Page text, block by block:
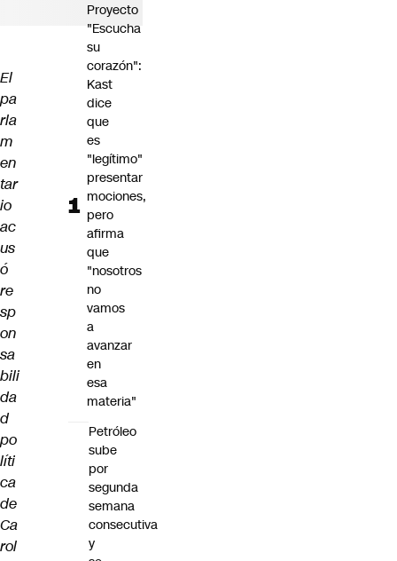
El
pa
rla
m
en
tar
io
ac
us
ó
re
sp
on
sa
bili
da
d
po
líti
ca
de
Ca
rol
Proyecto
"Escucha
su
corazón":
Kast
dice
que
es
"legítimo"
presentar
mociones,
pero
afirma
que
"nosotros
no
vamos
a
avanzar
en
esa
materia"
Petróleo
sube
por
segunda
semana
consecutiva
y